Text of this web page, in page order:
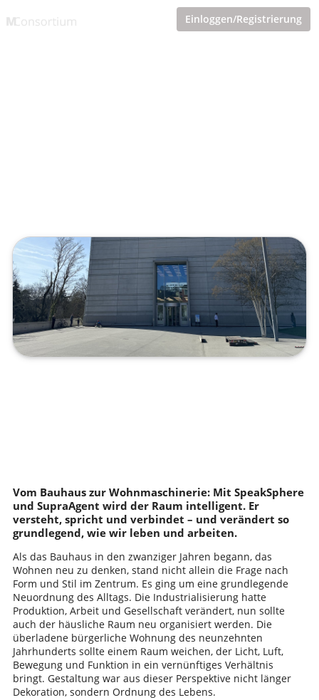
Einloggen/Registrierung
Vom Bauhaus zur Wohnmaschinerie: Mit SpeakSphere
und SupraAgent wird der Raum intelligent. Er
versteht, spricht und verbindet – und verändert so
grundlegend, wie wir leben und arbeiten.
Als das Bauhaus in den zwanziger Jahren begann, das
Wohnen neu zu denken, stand nicht allein die Frage nach
Form und Stil im Zentrum. Es ging um eine grundlegende
Neuordnung des Alltags. Die Industrialisierung hatte
Produktion, Arbeit und Gesellschaft verändert, nun sollte
auch der häusliche Raum neu organisiert werden. Die
überladene bürgerliche Wohnung des neunzehnten
Jahrhunderts sollte einem Raum weichen, der Licht, Luft,
Bewegung und Funktion in ein vernünftiges Verhältnis
bringt. Gestaltung war aus dieser Perspektive nicht länger
Dekoration, sondern Ordnung des Lebens.